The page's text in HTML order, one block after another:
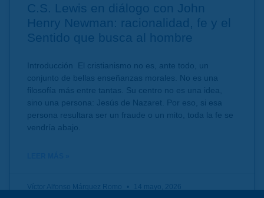
C.S. Lewis en diálogo con John
Henry Newman: racionalidad, fe y el
Sentido que busca al hombre
Introducción El cristianismo no es, ante todo, un
conjunto de bellas enseñanzas morales. No es una
filosofía más entre tantas. Su centro no es una idea,
sino una persona: Jesús de Nazaret. Por eso, si esa
persona resultara ser un fraude o un mito, toda la fe se
vendría abajo.
Víctor Alfonso Márquez Romo 14 mayo, 2026